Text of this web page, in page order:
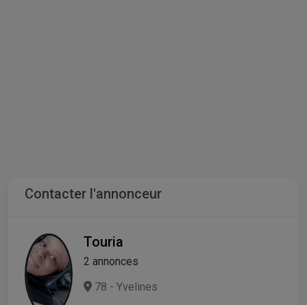
Contacter l'annonceur
Touria
2 annonces
78 - Yvelines